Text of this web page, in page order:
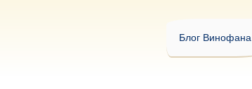
Блог Винофана